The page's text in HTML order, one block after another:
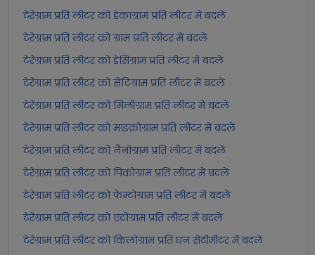
टेरेग्राम प्रति लीटर को डेकाग्राम प्रति लीटर में बदलें
टेरेग्राम प्रति लीटर को ग्राम प्रति लीटर में बदलें
टेरेग्राम प्रति लीटर को डेसिग्राम प्रति लीटर में बदलें
टेरेग्राम प्रति लीटर को सेंटिग्राम प्रति लीटर में बदलें
टेरेग्राम प्रति लीटर को मिलीग्राम प्रति लीटर में बदलें
टेरेग्राम प्रति लीटर को माइक्रोग्राम प्रति लीटर में बदलें
टेरेग्राम प्रति लीटर को नैनोग्राम प्रति लीटर में बदलें
टेरेग्राम प्रति लीटर को पिकोग्राम प्रति लीटर में बदलें
टेरेग्राम प्रति लीटर को फेम्टोग्राम प्रति लीटर में बदलें
टेरेग्राम प्रति लीटर को एटोग्राम प्रति लीटर में बदलें
टेरेग्राम प्रति लीटर को किलोग्राम प्रति घन सेंटीमीटर में बदलें